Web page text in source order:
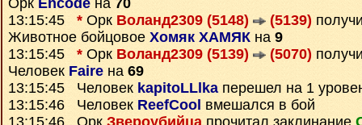
Орк Encode на 70
13:15:45 * Орк Воланд2309 (5148) (5139)
Животное бойцовое Хомяк ХАМЯК на 9
13:15:45 * Орк Воланд2309 (5139) (5070)
Человек Faire на 69
13:15:45 Человек kapitoLLlkaперешел на 1
13:15:46 Человек ReefCool вмешался в бой
13:15:46 Орк Звероубийцапрочитал заклинание